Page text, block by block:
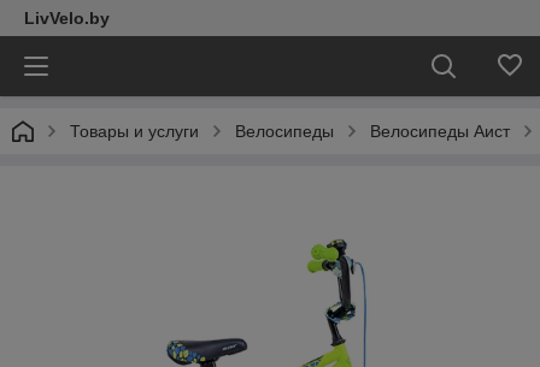
LivVelo.by
Товары и услуги Велосипеды Велосипеды Аист